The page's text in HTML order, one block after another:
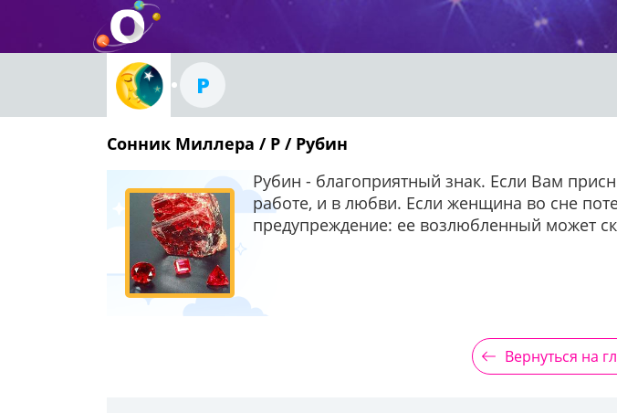
Р
Сонник Миллера / Р / Рубин
Рубин - благоприятный знак. Если Вам
работе, и в любви. Если женщина во сне
предупреждение: ее возлюбленный может
Вернуться на